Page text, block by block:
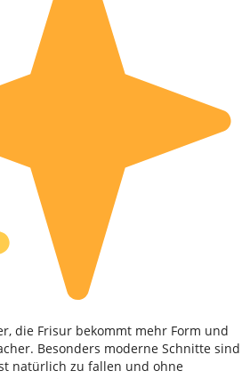
die Frisur bekommt mehr Form und
Besonders moderne Schnitte sind
natürlich zu fallen und ohne